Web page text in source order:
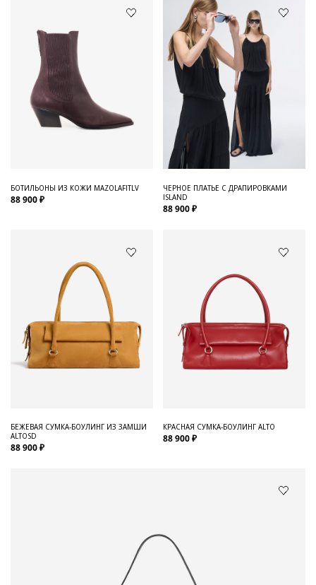
БОТИЛЬОНЫ ИЗ КОЖИ MAZOLAFITLV
88 900 ₽
ЧЕРНОЕ ПЛАТЬЕ С ДРАПИРОВКАМИ
ISLAND
88 900 ₽
БЕЖЕВАЯ СУМКА-БОУЛИНГ ИЗ ЗАМШИ
ALTOSD
88 900 ₽
КРАСНАЯ СУМКА-БОУЛИНГ ALTO
88 900 ₽